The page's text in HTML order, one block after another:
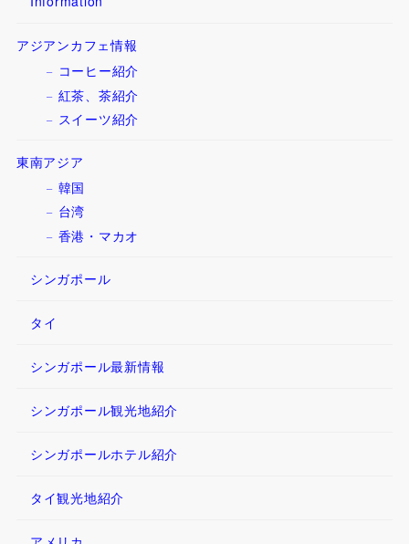
アジアンカフェ情報
コーヒー紹介
紅茶、茶紹介
スイーツ紹介
東南アジア
韓国
台湾
香港・マカオ
シンガポール
タイ
シンガポール最新情報
シンガポール観光地紹介
シンガポールホテル紹介
タイ観光地紹介